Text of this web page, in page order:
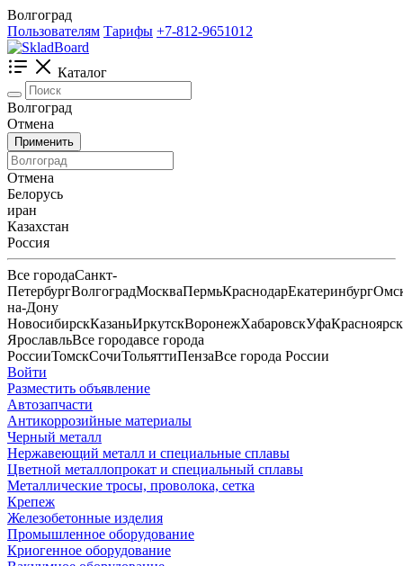
Волгоград
Пользователям Тарифы +7-812-9651012
Каталог
Волгоград
Отмена
Применить
Отмена
Белорусь
иран
Казахстан
Россия
Все городаСанкт-
ПетербургВолгоградМоскваПермьКраснодарЕкатеринбург
на-Дону
НовосибирскКазаньИркутскВоронежХабаровскУфаКрасноярск
ЯрославльВсе городавсе города
РоссииТомскСочиТольяттиПензаВсе города России
Войти
Разместить объявление
Автозапчасти
Антикоррозийные материалы
Черный металл
Нержавеющий металл и специальные сплавы
Цветной металлопрокат и специальный сплавы
Металлические тросы, проволока, сетка
Крепеж
Железобетонные изделия
Промышленное оборудование
Криогенное оборудование